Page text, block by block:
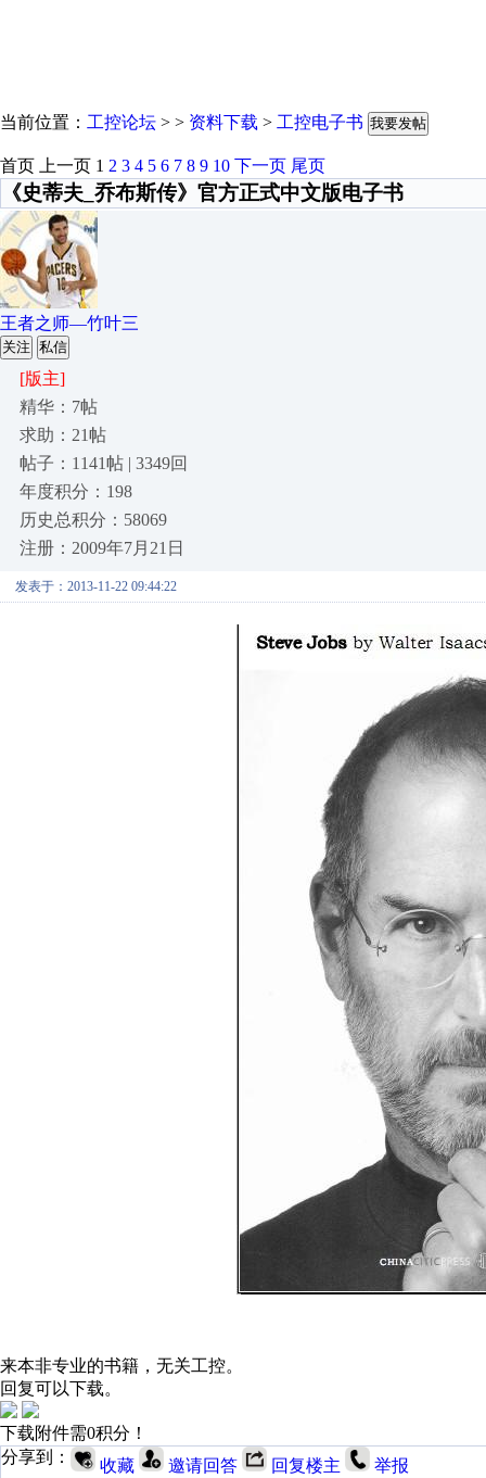
当前位置： 工控论坛 > > 资料下载 > 工控电子书 我要发帖
首页 上一页 1 2 3 4 5 6 7 8 9 10 下一页 尾页
《史蒂夫_乔布斯传》官方正式中文版电子书
王者之师—竹叶三
关注 私信
[版主]
精华：7帖
求助：21帖
帖子：1141帖 | 3349回
年度积分：198
历史总积分：58069
注册：2009年7月21日
发表于：2013-11-22 09:44:22
来本非专业的书籍，无关工控。
回复可以下载。
下载附件需0积分！
分享到：
收藏 邀请回答 回复楼主 举报